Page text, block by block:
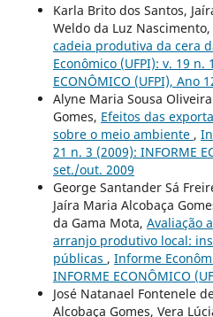
Karla Brito dos Santos,
Weldo da Luz Nascimento,
cadeia produtiva da cera
Econômico (UFPI): v. 19 n.
ECONÔMICO (UFPI), Ano
Alyne Maria Sousa
Gomes, Efeitos das
sobre o meio ambiente ,
21 n. 3 (2009): INFORME
set./out. 2009
George Santander Sá
Jaíra Maria Alcobaça
da Gama Mota, Avaliação
arranjo produtivo local:
públicas , Informe
INFORME ECONÔMICO
José Natanael Fontenele
Alcobaça Gomes, Vera